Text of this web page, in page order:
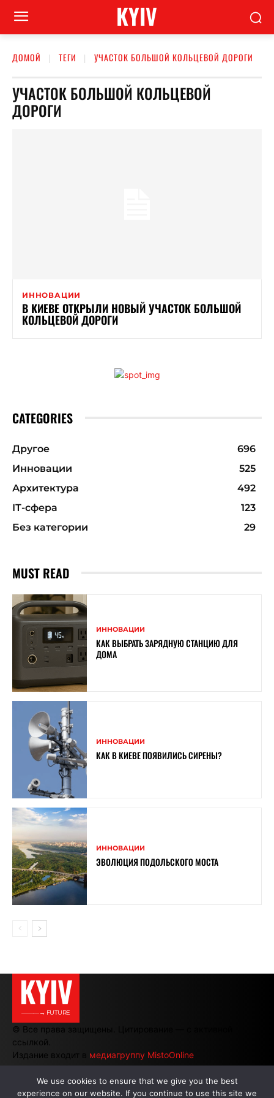
KYIV
ДОМОЙ ТЕГИ УЧАСТОК БОЛЬШОЙ КОЛЬЦЕВОЙ ДОРОГИ
УЧАСТОК БОЛЬШОЙ КОЛЬЦЕВОЙ
ДОРОГИ
ИННОВАЦИИ
В КИЕВЕ ОТКРЫЛИ НОВЫЙ УЧАСТОК БОЛЬШОЙ
КОЛЬЦЕВОЙ ДОРОГИ
CATEGORIES
Другое
696
Инновации
525
Архитектура
492
ІТ-сфера
123
Без категории
29
MUST READ
ИННОВАЦИИ
КАК ВЫБРАТЬ ЗАРЯДНУЮ СТАНЦИЮ ДЛЯ
ДОМА
ИННОВАЦИИ
КАК В КИЕВЕ ПОЯВИЛИСЬ СИРЕНЫ?
ИННОВАЦИИ
ЭВОЛЮЦИЯ ПОДОЛЬСКОГО МОСТА
KYIV
———→ FUTURE
© Все права защищены. Цитирование — с активной
ссылкой.
Издание входит в медиагруппу MistoOnline
АВТОРЫ | РЕКЛАМА НА САЙТЕ
We use cookies to ensure that we give you the best
experience on our website. If you continue to use this site we